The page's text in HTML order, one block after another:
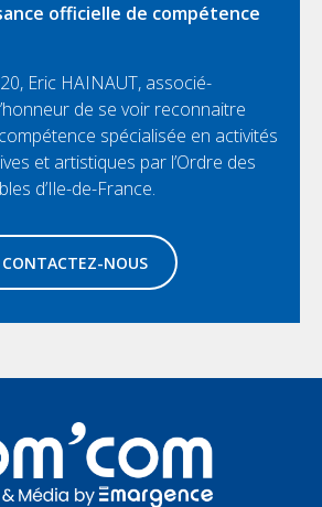
officielle de compétence
Eric HAINAUT, associé-
de se voir reconnaitre
spécialisée en activités
et artistiques par l’Ordre des
d’Ile-de-France.
CONTACTEZ-NOUS